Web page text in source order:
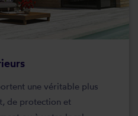
une véritable plus
de protection et